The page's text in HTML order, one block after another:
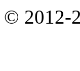
© 2012-